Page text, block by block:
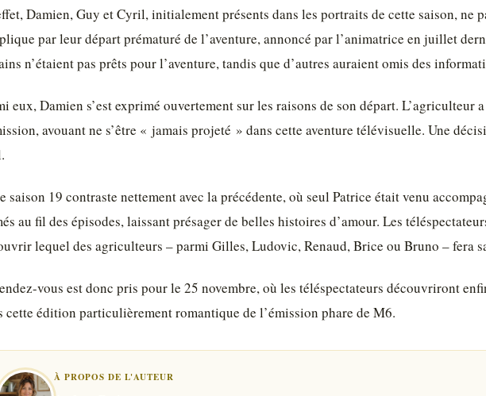
Damien, Guy et Cyril, initialement présents dans les portraits de cette saison, ne
par leur départ prématuré de l’aventure, annoncé par l’animatrice en juillet
n’étaient pas prêts pour l’aventure, tandis que d’autres auraient omis des
eux, Damien s’est exprimé ouvertement sur les raisons de son départ. L’agriculteur
avouant ne s’être « jamais projeté » dans cette aventure télévisuelle. Une
saison 19 contraste nettement avec la précédente, où seul Patrice était venu
au fil des épisodes, laissant présager de belles histoires d’amour. Les
lequel des agriculteurs – parmi Gilles, Ludovic, Renaud, Brice ou Bruno – fera
vous est donc pris pour le 25 novembre, où les téléspectateurs découvriront
cette édition particulièrement romantique de l’émission phare de M6.
À PROPOS DE L'AUTEUR